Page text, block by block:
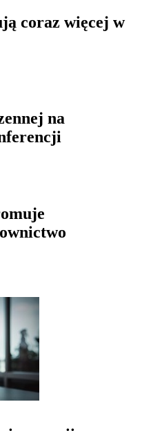
coraz więcej w
na